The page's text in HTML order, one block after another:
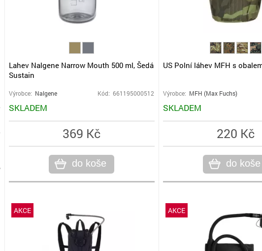
Lahev Nalgene Narrow Mouth 500 ml, Šedá
Sustain
Výrobce: Nalgene Kód: 661195000512
SKLADEM
369 Kč
do koše
US Polní láhev MFH s
Výrobce: MFH (Max Fuchs)
SKLADEM
220 Kč
do koše
AKCE AKCE